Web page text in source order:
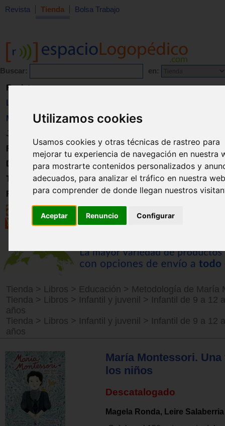
Utilizamos cookies
Usamos cookies y otras técnicas de rastreo para
mejorar tu experiencia de navegación en nuestra
para mostrarte contenidos personalizados y
adecuados, para analizar el tráfico en nuestra
para comprender de donde llegan nuestros
Aceptar Renuncio Configurar
Revista Tienda Bolsa Trabajo
Buscar: en:
Revista
Libros
Material
Juguetes
Formación
Directorio
Trabajo
Registro
Tienda > Libros > Educación > Metodología de María
Tienda > Libros > Infantil y juvenil > Infantil de 9 a 12
años
Tienda > Libros > Infantil y juvenil > Infantil de 9 a 12
años
María Montessori.
los niños
Descatalogado
Magela Ronda, Leire Salaberria